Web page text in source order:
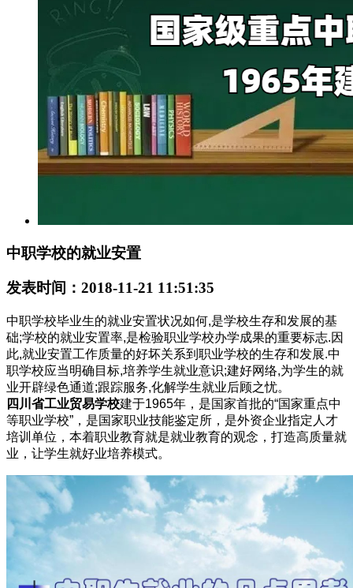
中职学校的就业安置
发表时间：2018-11-21 11:51:35
中职学校毕业生的就业安置状况如何,是学校生存和发展的基
础;学校的就业安置率,是检验职业学校办学成果的重要标志.因
此,就业安置工作质量的好坏关系到职业学校的生存和发展.中
职学校应当明确目标,培养学生就业意识;建好网络,为学生的就
业开辟绿色通道;跟踪服务,化解学生就业后顾之忧。
四川省工业贸易学校建于1965年，是国家首批的“国家重点中
等职业学校”，是国家职业技能鉴定所，是外资企业指定人才
培训单位，本着职业教育就是就业教育的观念，打造高质量就
业，让学生就好业培养模式。